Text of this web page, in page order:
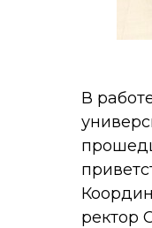
В
ректор